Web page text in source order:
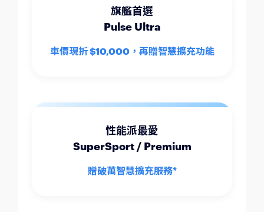
旗艦首選
Pulse Ultra
車價現折 $10,000，再贈智慧擴充功能
性能派最愛
SuperSport / Premium
贈破萬智慧擴充服務*